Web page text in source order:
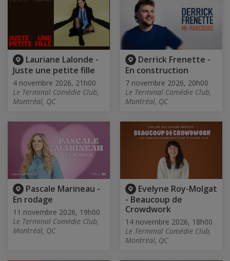
Lauriane Lalonde -
Juste une petite fille
4 novembre 2026, 21h00
Le Terminal Comédie Club,
Montréal, QC
Derrick Frenette -
En construction
7 novembre 2026, 20h00
Le Terminal Comédie Club,
Montréal, QC
Pascale Marineau -
En rodage
11 novembre 2026, 19h00
Le Terminal Comédie Club,
Montréal, QC
Evelyne Roy-Molgat
- Beaucoup de
Crowdwork
14 novembre 2026, 18h00
Le Terminal Comédie Club,
Montréal, QC